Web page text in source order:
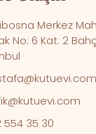
Merkez
No: 6 Kat: 2
554 35 30